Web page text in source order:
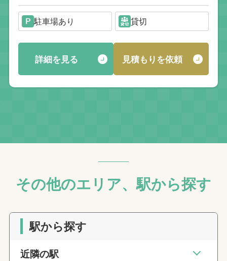
駐車場あり 貸切
詳細を見る 見積もりを依頼
その他のエリア、駅から探す
駅から探す
近隣の駅